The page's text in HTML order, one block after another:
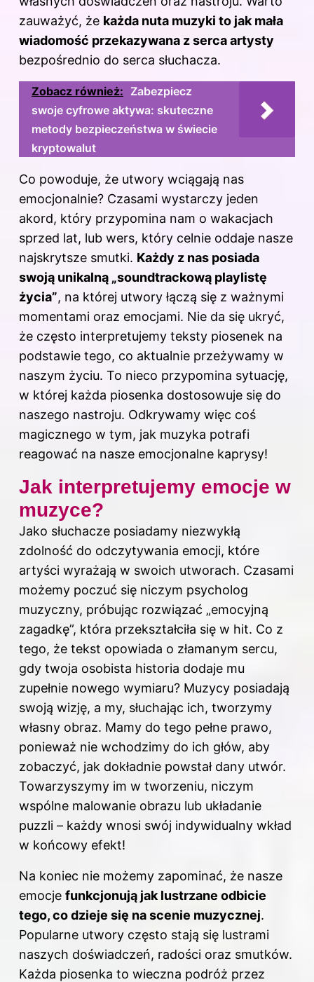
zauważyć, że każda nuta muzyki to jak mała
wiadomość przekazywana z serca artysty
bezpośrednio do serca słuchacza.
Zobacz również: Zabezpiecz
swoje cyfrowe aktywa: skuteczne
metody bezpieczeństwa w świecie
kryptowalut
Co powoduje, że utwory wciągają nas
emocjonalnie? Czasami wystarczy jeden
akord, który przypomina nam o wakacjach
sprzed lat, lub wers, który celnie oddaje nasze
najskrytsze smutki. Każdy z nas posiada
swoją unikalną „soundtrackową playlistę
życia”, na której utwory łączą się z ważnymi
momentami oraz emocjami. Nie da się ukryć,
że często interpretujemy teksty piosenek na
podstawie tego, co aktualnie przeżywamy w
naszym życiu. To nieco przypomina sytuację,
w której każda piosenka dostosowuje się do
naszego nastroju. Odkrywamy więc coś
magicznego w tym, jak muzyka potrafi
reagować na nasze emocjonalne kaprysy!
Jak interpretujemy emocje w
muzyce?
Jako słuchacze posiadamy niezwykłą
zdolność do odczytywania emocji, które
artyści wyrażają w swoich utworach. Czasami
możemy poczuć się niczym psycholog
muzyczny, próbując rozwiązać „emocyjną
zagadkę”, która przekształciła się w hit. Co z
tego, że tekst opowiada o złamanym sercu,
gdy twoja osobista historia dodaje mu
zupełnie nowego wymiaru? Muzycy posiadają
swoją wizję, a my, słuchając ich, tworzymy
własny obraz. Mamy do tego pełne prawo,
ponieważ nie wchodzimy do ich głów, aby
zobaczyć, jak dokładnie powstał dany utwór.
Towarzyszymy im w tworzeniu, niczym
wspólne malowanie obrazu lub układanie
puzzli – każdy wnosi swój indywidualny wkład
w końcowy efekt!
Na koniec nie możemy zapominać, że nasze
emocje funkcjonują jak lustrzane odbicie
tego, co dzieje się na scenie muzycznej.
Popularne utwory często stają się lustrami
naszych doświadczeń, radości oraz smutków.
Każda piosenka to wieczna podróż przez